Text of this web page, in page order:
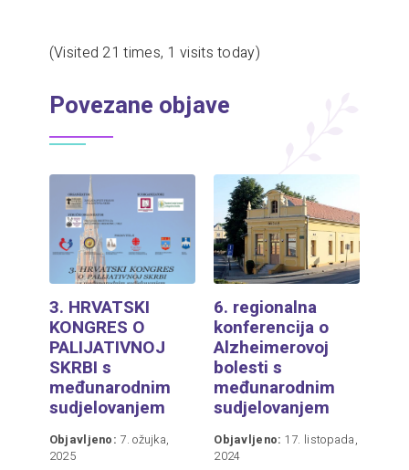
(Visited 21 times, 1 visits today)
Povezane objave
3. HRVATSKI
KONGRES O
PALIJATIVNOJ
SKRBI s
međunarodnim
sudjelovanjem
Objavljeno: 7. ožujka,
2025
6. regionalna
konferencija o
Alzheimerovoj
bolesti s
međunarodnim
sudjelovanjem
Objavljeno: 17. listopada,
2024